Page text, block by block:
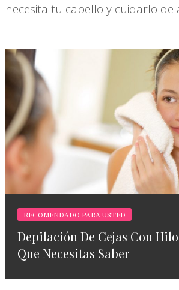
necesita tu cabello y cuidarlo de
RECOMENDADO PARA USTED
Depilación De Cejas Con
Que Necesitas Saber